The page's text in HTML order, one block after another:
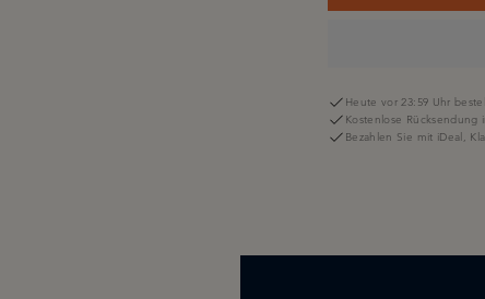
Heute vor 23:59 Uhr
Kostenlose Rücksendung
Bezahlen Sie mit iDeal,